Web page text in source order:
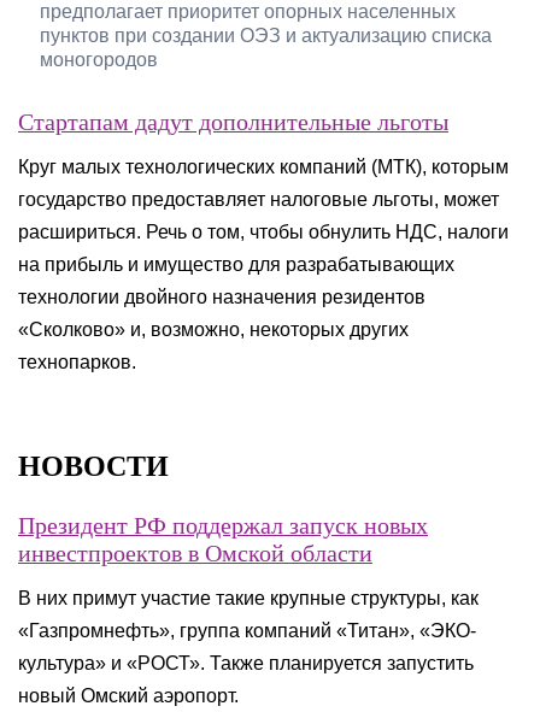
предполагает приоритет опорных населенных
пунктов при создании ОЭЗ и актуализацию списка
моногородов
Стартапам дадут дополнительные льготы
Круг малых технологических компаний (МТК), которым
государство предоставляет налоговые льготы, может
расшириться. Речь о том, чтобы обнулить НДС, налоги
на прибыль и имущество для разрабатывающих
технологии двойного назначения резидентов
«Сколково» и, возможно, некоторых других
технопарков.
НОВОСТИ
Президент РФ поддержал запуск новых
инвестпроектов в Омской области
В них примут участие такие крупные структуры, как
«Газпромнефть», группа компаний «Титан», «ЭКО-
культура» и «РОСТ». Также планируется запустить
новый Омский аэропорт.